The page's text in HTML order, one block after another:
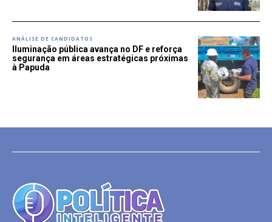
ANÁLISE DE CANDIDATOS
Iluminação pública avança no DF e reforça
segurança em áreas estratégicas próximas
à Papuda